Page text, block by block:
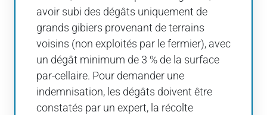
avoir subi des dégâts uniquement de
grands gibiers provenant de terrains
voisins (non exploités par le fermier), avec
un dégât minimum de 3 % de la surface
par-cellaire. Pour demander une
indemnisation, les dégâts doivent être
constatés par un expert, la récolte